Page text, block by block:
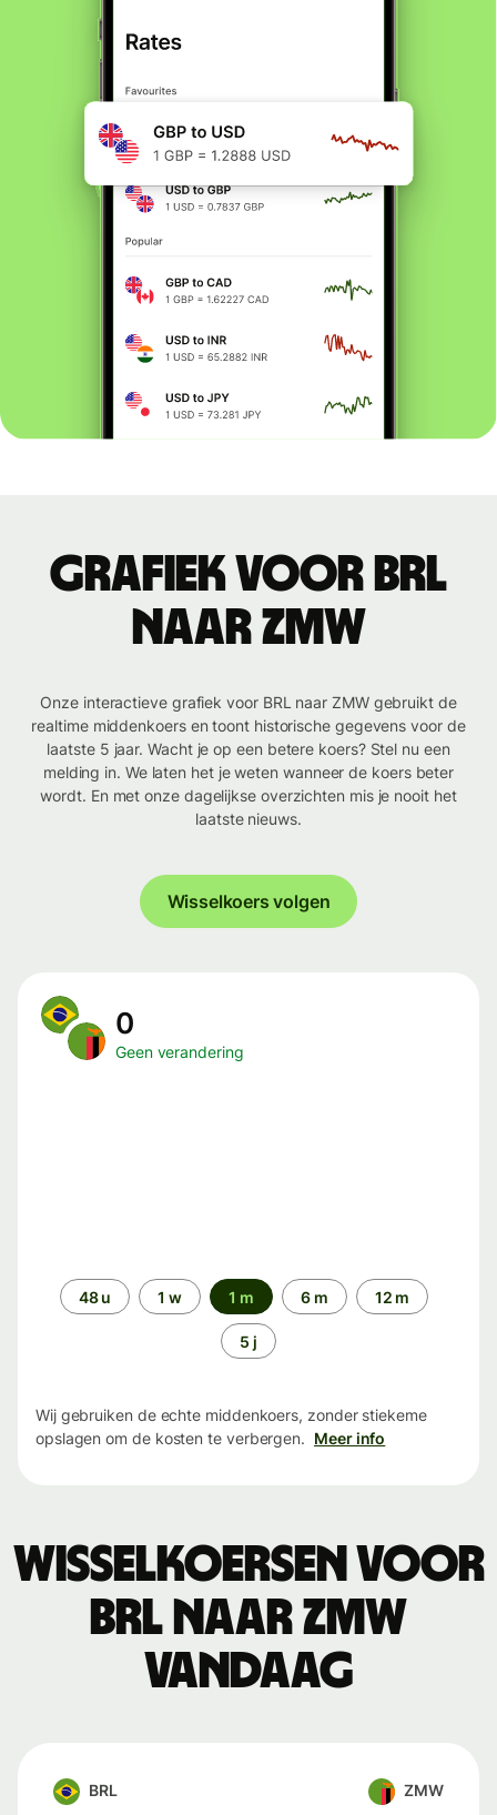
Grafiek voor BRL
naar ZMW
Onze interactieve grafiek voor BRL naar ZMW gebruikt de
realtime middenkoers en toont historische gegevens voor de
laatste 5 jaar. Wacht je op een betere koers? Stel nu een
melding in. We laten het je weten wanneer de koers beter
wordt. En met onze dagelijkse overzichten mis je nooit het
laatste nieuws.
Wisselkoers volgen
0
Geen verandering
Periode48 u 1 w 1 m 6 m 12 m
5 j
Wij gebruiken de echte middenkoers, zonder stiekeme
opslagen om de kosten te verbergen. Meer info
Wisselkoersen voor
BRL naar ZMW
vandaag
BRL ZMW